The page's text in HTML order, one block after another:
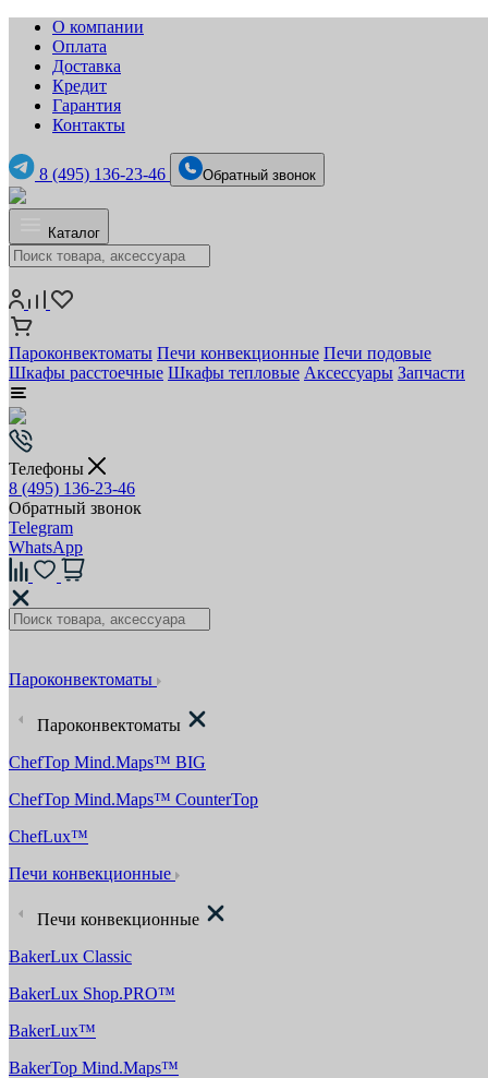
О компании
Оплата
Доставка
Кредит
Гарантия
Контакты
8 (495) 136-23-46 Обратный звонок
Каталог
Пароконвектоматы Печи конвекционные Печи подовые
Шкафы расстоечные Шкафы тепловые Аксессуары Запчасти
Телефоны
8 (495) 136-23-46
Обратный звонок
Telegram
WhatsApp
Пароконвектоматы
Пароконвектоматы
ChefTop Mind.Maps™ BIG
ChefTop Mind.Maps™ CounterTop
ChefLux™
Печи конвекционные
Печи конвекционные
BakerLux Classic
BakerLux Shop.PRO™
BakerLux™
BakerTop Mind.Maps™